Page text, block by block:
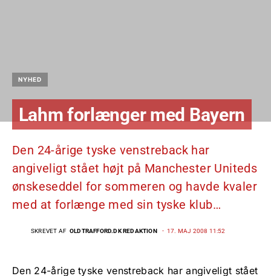
NYHED
Lahm forlænger med Bayern
Den 24-årige tyske venstreback har
angiveligt stået højt på Manchester Uniteds
ønskeseddel for sommeren og havde kvaler
med at forlænge med sin tyske klub…
SKREVET AF OLDTRAFFORD.DK REDAKTION 17. MAJ 2008 11:52
Den 24-årige tyske venstreback har angiveligt stået